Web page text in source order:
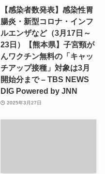
【感染者数発表】感染性胃
腸炎・新型コロナ・インフ
ルエンザなど（3月17日～
23日）【熊本県】子宮頸が
んワクチン無料の「キャッ
チアップ接種」対象は3月
開始分まで – TBS NEWS
DIG Powered by JNN
2025年3月27日